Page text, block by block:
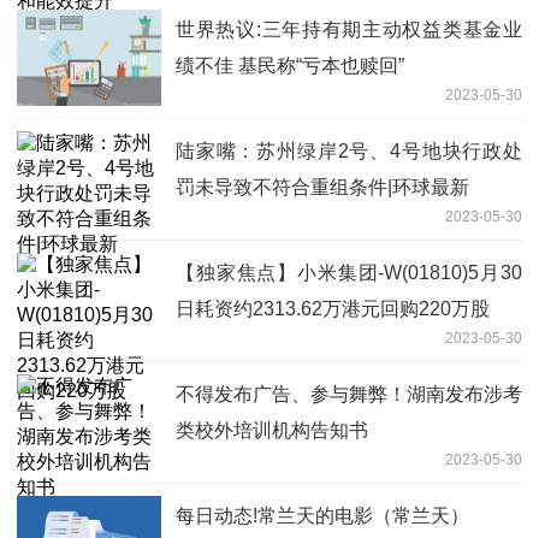
世界热议:三年持有期主动权益类基金业
绩不佳 基民称“亏本也赎回”
2023-05-30
陆家嘴：苏州绿岸2号、4号地块行政处
罚未导致不符合重组条件|环球最新
2023-05-30
【独家焦点】小米集团-W(01810)5月30
日耗资约2313.62万港元回购220万股
2023-05-30
不得发布广告、参与舞弊！湖南发布涉考
类校外培训机构告知书
2023-05-30
每日动态!常兰天的电影（常兰天）